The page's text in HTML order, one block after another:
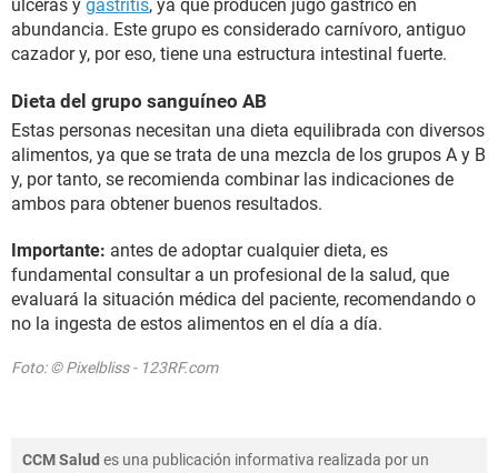
úlceras y gastritis, ya que producen jugo gástrico en
abundancia. Este grupo es considerado carnívoro, antiguo
cazador y, por eso, tiene una estructura intestinal fuerte.
Dieta del grupo sanguíneo AB
Estas personas necesitan una dieta equilibrada con diversos
alimentos, ya que se trata de una mezcla de los grupos A y B
y, por tanto, se recomienda combinar las indicaciones de
ambos para obtener buenos resultados.
Importante: antes de adoptar cualquier dieta, es
fundamental consultar a un profesional de la salud, que
evaluará la situación médica del paciente, recomendando o
no la ingesta de estos alimentos en el día a día.
Foto: © Pixelbliss - 123RF.com
CCM Salud es una publicación informativa realizada por un